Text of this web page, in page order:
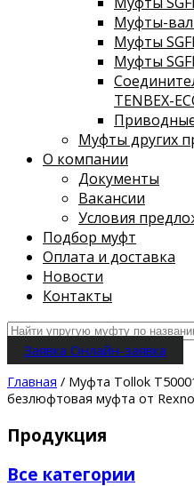
Муфты-
Муфты
Муфты
TENBEX-
Приводные
Муфты других
О компании
Документы
Вакансии
Условия
Подбор муфт
Оплата и доставка
Новости
Контакты
Заявка Онлайн-заявка
Главная / Муфта Tollok
безлюфтовая муфта от
Продукция
Все категории